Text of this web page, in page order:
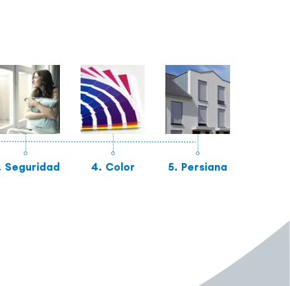
Seguridad 4. Color 5. Persiana